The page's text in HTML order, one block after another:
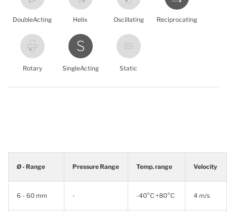
DoubleActing Helix Oscillating Reciprocating
Rotary SingleActing Static
Ø - Range Pressure Range Temp. range Velocity
6 - 60 mm - -40°C +80°C 4 m/s